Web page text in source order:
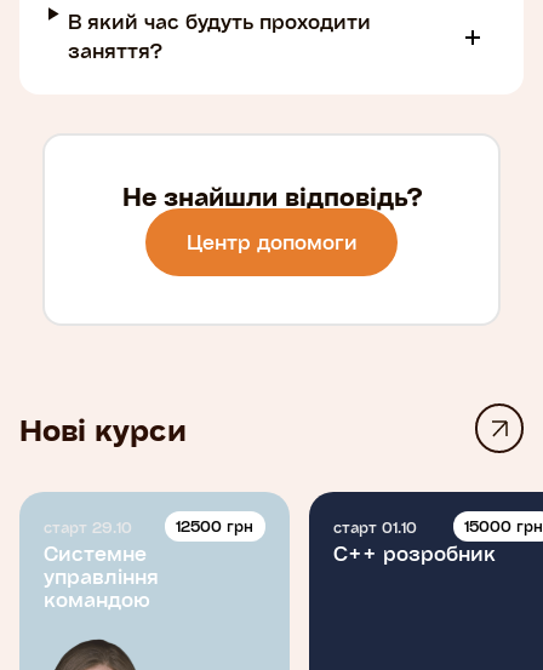
В який час будуть проходити
заняття?
Не знайшли відповідь?
Центр допомоги
Нові курси
старт 29.10 12500 грн
Системне
управління
командою
старт 01.10 15000 грн
C++ розробник